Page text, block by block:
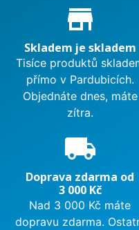
Proč nakupovat u
store_mall_directory
Skladem je skladem
Tisíce produktů
přímo v Pardubicích.
Objednáte dnes, máte
zítra.
local_shipping
Doprava zdarma od
3 000 Kč
Nad 3 000 Kč máte
dopravu zdarma.